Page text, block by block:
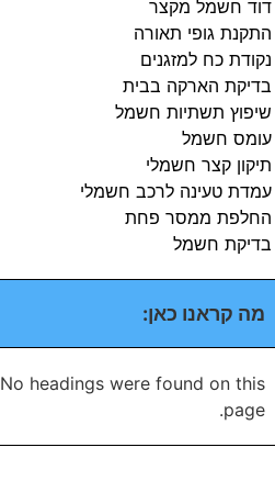
דוד חשמל מקצר
התקנת גופי תאורה
נקודת כח למזגנים
בדיקת הארקה בבית​
שיפוץ תשתיות חשמל​
עומס חשמל​
תיקון קצר חשמלי​
עמדת טעינה לרכב חשמלי​
החלפת ממסר פחת​
בדיקת חשמל​
מה קראנו כאן:
No headings were found on this
page.